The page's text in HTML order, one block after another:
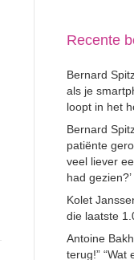
Recente
Bernard
als je
loopt in het
Bernard
patiënte
veel liever
had gezien?’
Kolet
die laatste
Antoine
terug!” “Wat